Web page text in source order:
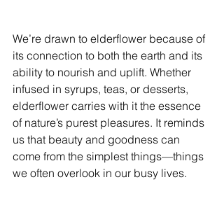
We’re drawn to elderflower because of
its connection to both the earth and its
ability to nourish and uplift. Whether
infused in syrups, teas, or desserts,
elderflower carries with it the essence
of nature’s purest pleasures. It reminds
us that beauty and goodness can
come from the simplest things—things
we often overlook in our busy lives.